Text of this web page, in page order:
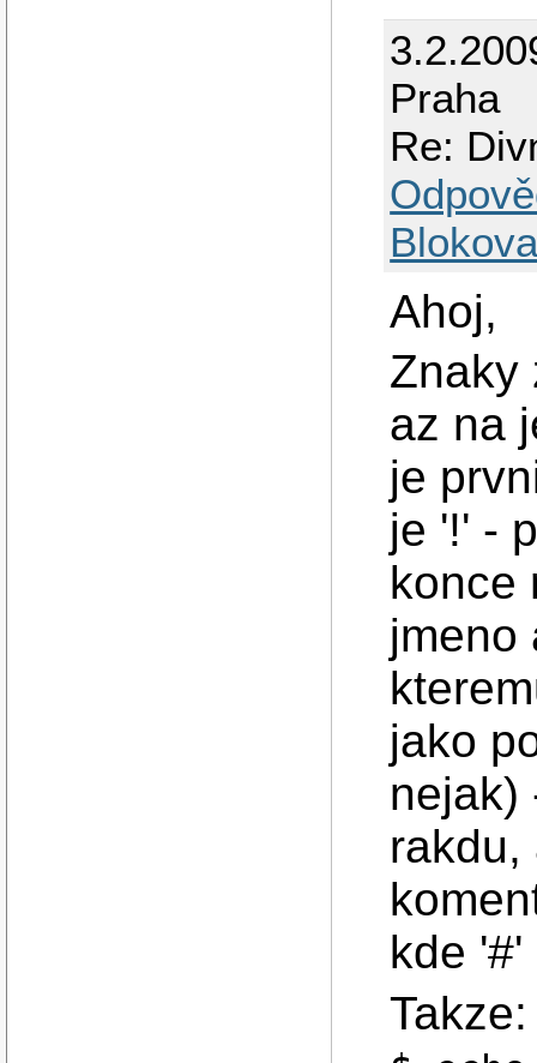
Praha
Re:
Ahoj,
Znaky
az na
je
je '!' -
konce
jmeno
jako
nejak)
rakdu,
kde
Takze: